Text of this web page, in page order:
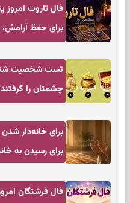
برای حفظ
تست شخصیت
چشمتان را
برای خانه‌دار شدن
برای رسیدن به